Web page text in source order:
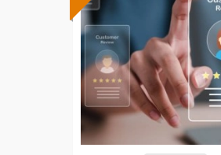
subvencionada.
Para desempleados,
trabajadores y autónomos.
Sector
-Grandes Almacenes.